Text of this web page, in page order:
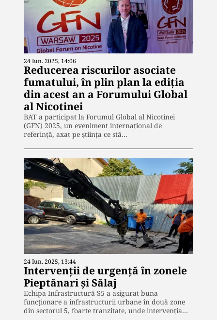
24 Iun. 2025, 14:06
Reducerea riscurilor asociate
fumatului, în plin plan la ediția
din acest an a Forumului Global
al Nicotinei
BAT a participat la Forumul Global al Nicotinei
(GFN) 2025, un eveniment internațional de
referință, axat pe știința ce stă…
24 Iun. 2025, 13:44
Intervenții de urgență în zonele
Pieptănari și Sălaj
Echipa Infrastructură S5 a asigurat buna
funcționare a infrastructurii urbane în două zone
din sectorul 5, foarte tranzitate, unde intervenția…